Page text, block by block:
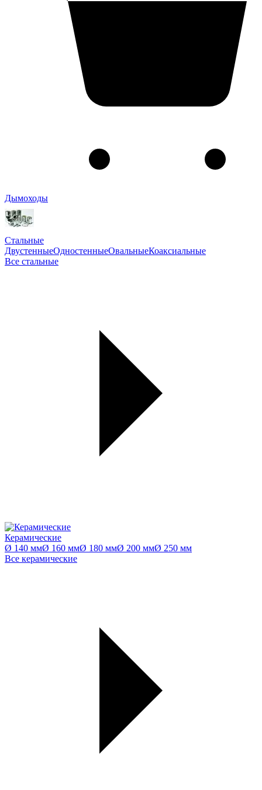
Дымоходы
Стальные
ДвустенныеОдностенныеОвальныеКоаксиальные
Все стальные
Керамические
Ø 140 ммØ 160 ммØ 180 ммØ 200 ммØ 250 мм
Все керамические